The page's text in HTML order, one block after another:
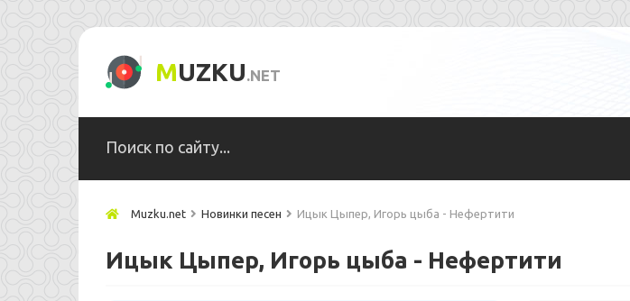
MUZKU.NET
Muzku.net Новинки песен Ицык Цыпер, Игорь цыба - Нефертити
Ицык Цыпер, Игорь цыба - Нефертити